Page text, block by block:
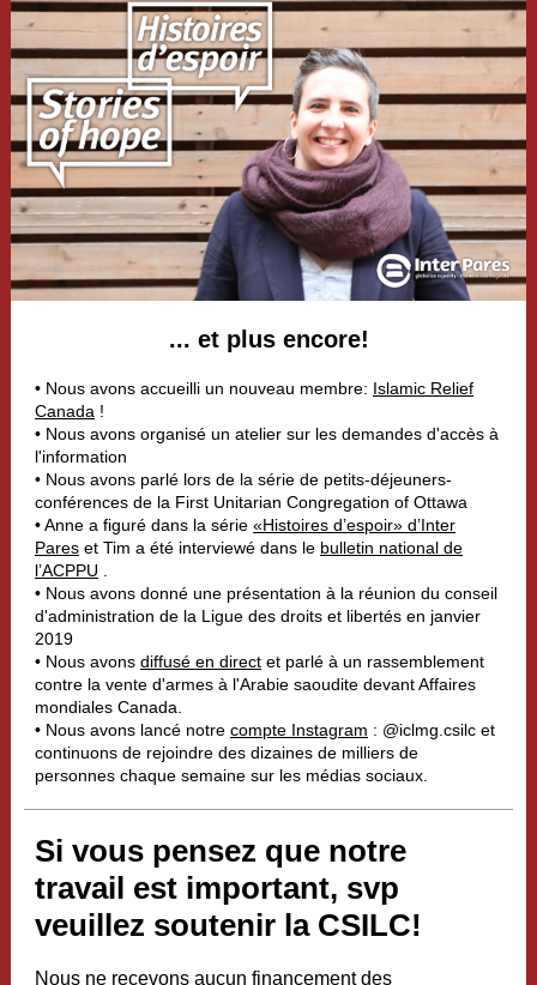
... et plus encore!
• Nous avons accueilli un nouveau membre: Islamic Relief
Canada !
• Nous avons organisé un atelier sur les demandes d'accès à
l'information
• Nous avons parlé lors de la série de petits-déjeuners-
conférences de la First Unitarian Congregation of Ottawa
• Anne a figuré dans la série «Histoires d’espoir» d’Inter
Pares et Tim a été interviewé dans le bulletin national de
l’ACPPU
• Nous avons donné une présentation à la réunion du conseil
d'administration de la Ligue des droits et libertés en janvier
2019
• Nous avons diffusé en direct et parlé à un rassemblement
contre la vente d'armes à l'Arabie saoudite devant Affaires
mondiales Canada.
• Nous avons lancé notre compte Instagram : @iclmg.csilc et
continuons de rejoindre des dizaines de milliers de
personnes chaque semaine sur les médias sociaux.
Si vous pensez que notre
travail est important, svp
veuillez soutenir la CSILC!
Nous ne recevons aucun financement des